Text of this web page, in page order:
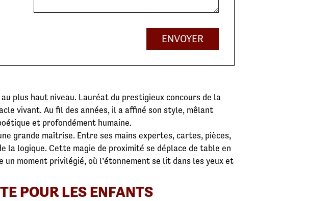
ENVOYER
plus haut niveau. Lauréat du prestigieux concours de la
vivant. Au fil des années, il a affiné son style, mêlant
et profondément humaine.
grande maîtrise. Entre ses mains expertes, cartes, pièces,
la logique. Cette magie de proximité se déplace de table en
moment privilégié, où l’étonnement se lit dans les yeux et
POUR LES ENFANTS